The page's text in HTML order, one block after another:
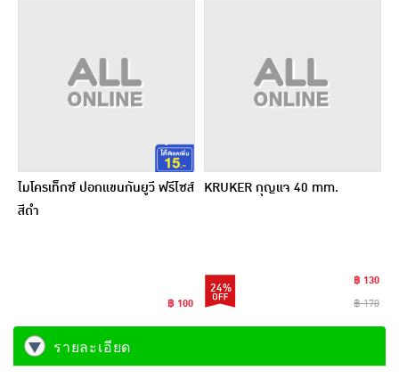
ไมโครเท็กซ์ ปอกแขนกันยูวี ฟรีไซส์
สีดำ
฿ 100
KRUKER กุญแจ 40 mm.
24%
฿ 130
฿ 170
รายละเอียด